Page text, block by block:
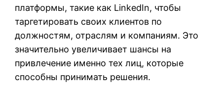
платформы, такие как LinkedIn, чтобы
таргетировать своих клиентов по
должностям, отраслям и компаниям. Это
значительно увеличивает шансы на
привлечение именно тех лиц, которые
способны принимать решения.